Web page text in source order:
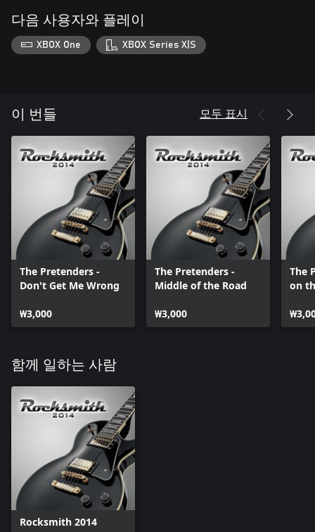
다음 사용자와 플레이
XBOX One XBOX Series X|S
이 번들 모두 표시
The Pretenders -
Don't Get Me Wrong
₩3,000
The Pretenders -
Middle of the Road
₩3,000
The
on
함께 일하는 사람
Rocksmith 2014